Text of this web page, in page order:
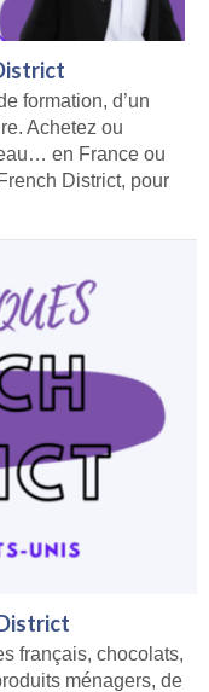
formation, d’un
Achetez ou
en France ou
District, pour
français, chocolats,
ménagers, de